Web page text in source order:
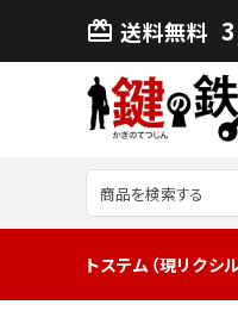
card_giftcard 送料無料
トステム（現リクシ